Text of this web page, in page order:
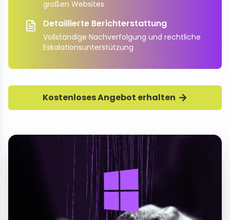
großen Websites
Detaillierte Berichterstattung
Vollständige Nachverfolgung und rechtliche
Eskalationsunterstützung
Kostenloses Angebot erhalten